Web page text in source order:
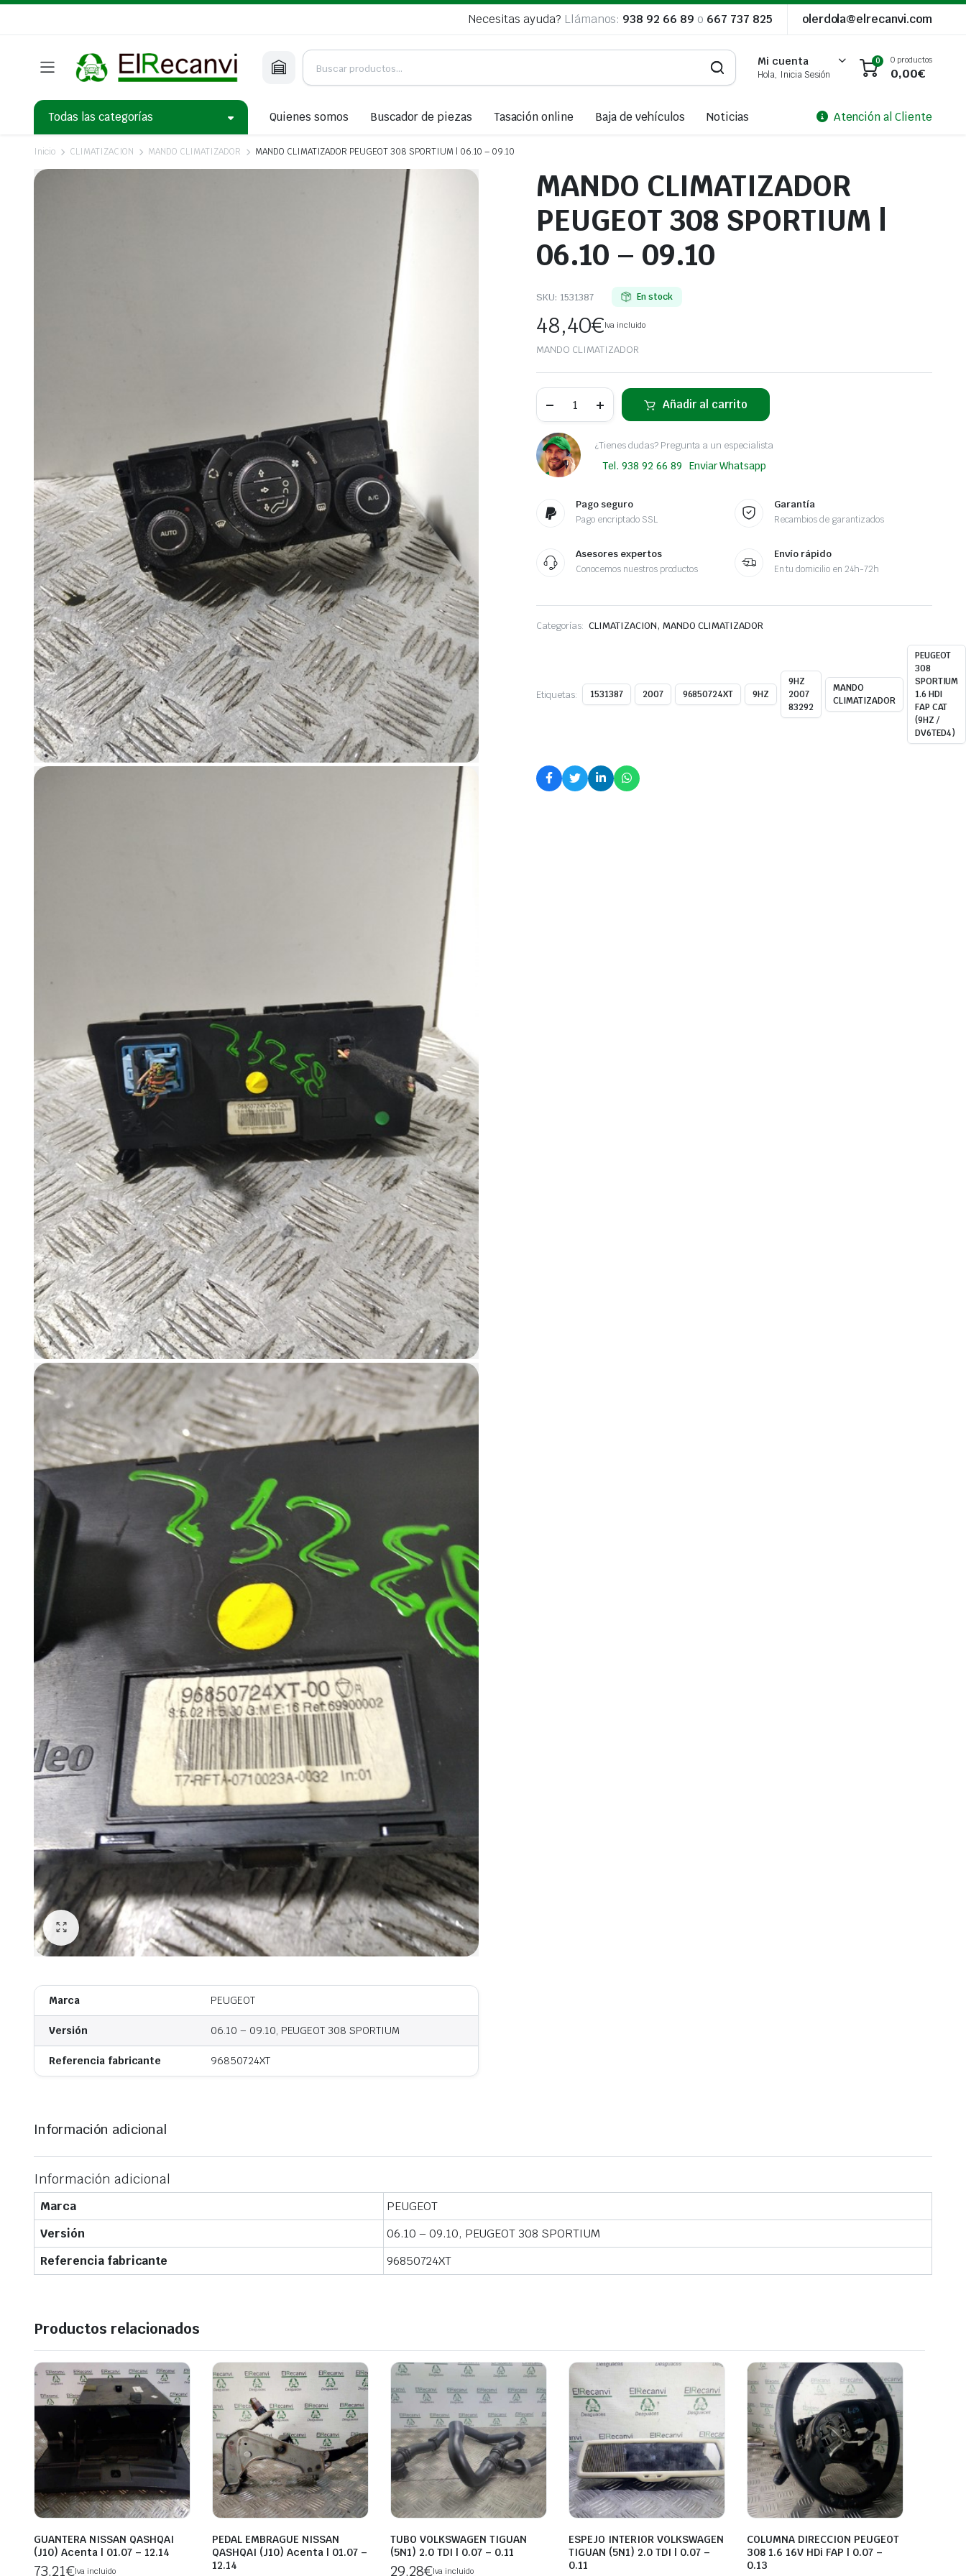
Necesitas ayuda? Llámanos: 938 92 66 89 o 667 737 825 olerdola@elrecanvi.com
Mi cuenta
Hola, Inicia Sesión
0 0 productos
0,00€
Todas las categorías Quienes somos Buscador de piezas Tasación online Baja de vehículos Noticias Atención al Cliente
Inicio CLIMATIZACION MANDO CLIMATIZADOR MANDO CLIMATIZADOR PEUGEOT 308 SPORTIUM | 06.10 – 09.10
Marca PEUGEOT
Versión 06.10 – 09.10, PEUGEOT 308 SPORTIUM
Referencia fabricante 96850724XT
MANDO CLIMATIZADOR
PEUGEOT 308 SPORTIUM |
06.10 – 09.10
SKU: 1531387 En stock
48,40€Iva incluido
MANDO CLIMATIZADOR
CLIMATIZADOR
308
SPORTIUM
|
06.10
-
cantidad
Añadir al carrito
¿Tienes dudas? Pregunta a un especialista
Tel. 938 92 66 89 Enviar Whatsapp
Pago seguro
Pago encriptado SSL
Garantía
Recambios de garantizados
Asesores expertos
Conocemos nuestros productos
Envío rápido
En tu domicilio en 24h-72h
Categorías: CLIMATIZACION, MANDO CLIMATIZADOR
Etiquetas: 1531387 2007 96850724XT 9HZ
9HZ
2007
83292
MANDO
CLIMATIZADOR
PEUGEOT
308
SPORTIUM
1.6 HDI
FAP CAT
(9HZ /
DV6TED4)
Información adicional
Información adicional
Marca
PEUGEOT
Versión
06.10 – 09.10, PEUGEOT 308 SPORTIUM
Referencia fabricante
96850724XT
Productos relacionados
GUANTERA NISSAN QASHQAI
(J10) Acenta | 01.07 – 12.14
73,21€Iva incluido
PEDAL EMBRAGUE NISSAN
QASHQAI (J10) Acenta | 01.07 –
12.14
TUBO VOLKSWAGEN TIGUAN
(5N1) 2.0 TDI | 0.07 – 0.11
29,28€Iva incluido
ESPEJO INTERIOR VOLKSWAGEN
TIGUAN (5N1) 2.0 TDI | 0.07 –
0.11
COLUMNA DIRECCION PEUGEOT
308 1.6 16V HDi FAP | 0.07 –
0.13